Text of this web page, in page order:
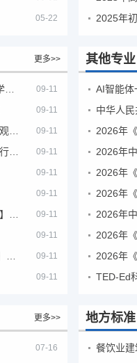
05-22 2025年
更多>>
09-11
09-11
09-11
09-11
09-11
09-11
09-11
09-11
09-11
09-11
其他专业
AI智能体
2026年
2026年
更多>>
07-16
地方标准
餐饮业